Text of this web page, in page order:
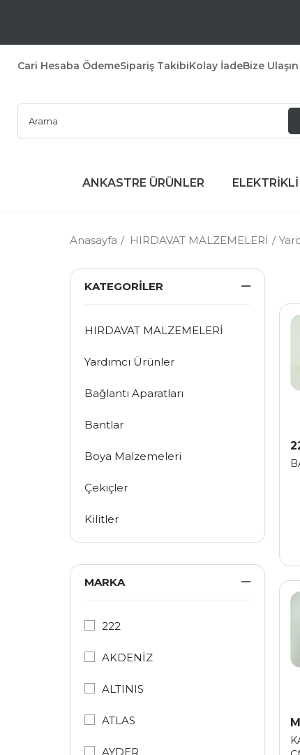
Cari Hesaba ÖdemeSipariş TakibiKolay İadeBize Ulaşın
ANKASTRE ÜRÜNLER
Anasayfa HIRDAVAT MALZEMELERİ
KATEGORILER
HIRDAVAT MALZEMELERİ
Yardımcı Ürünler
Bağlantı Aparatları
Bantlar
Boya Malzemeleri
Çekiçler
Kilitler
Diğer Hırdavat Ürünleri
Yapıştırıcılar
Takım & Vida Çantaları
MARKA
222
AKDENİZ
ALTINIS
ATLAS
AYDER